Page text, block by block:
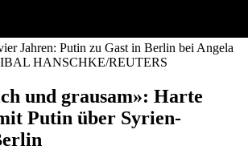
Jahren: Putin zu Gast in Berlin bei Angela
HANSCHKE/REUTERS
und grausam»: Harte
Putin über Syrien-